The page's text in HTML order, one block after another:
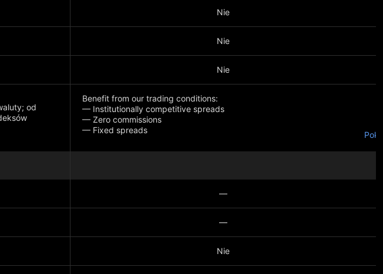
Nie
Nie
Nie
od
Benefit from our trading conditions:
— Institutionally competitive spreads
— Zero commissions
— Fixed spreads
Where the quote currency of an instrument differs from the client's
—
—
Nie